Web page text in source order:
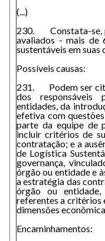
(...)
230. Constata-se,
avaliados - mais de
sustentáveis em suas
Possíveis causas:
231. Podem ser
dos responsáveis
entidades, da
efetiva com
parte da equipe de
incluir critérios de
contratação; e a
de Logística
governança,
órgão ou entidade e
a estratégia das
órgão ou
referentes a critérios
dimensões
Encaminhamentos: